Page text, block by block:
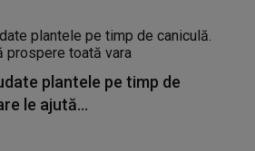
plantele pe timp de
le ajută...